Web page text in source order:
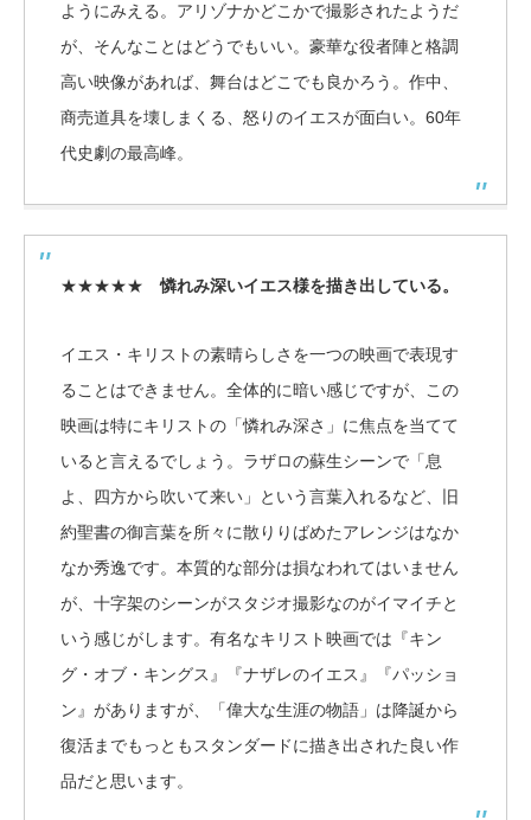
ようにみえる。アリゾナかどこかで撮影されたようだ
が、そんなことはどうでもいい。豪華な役者陣と格調
高い映像があれば、舞台はどこでも良かろう。作中、
商売道具を壊しまくる、怒りのイエスが面白い。60年
代史劇の最高峰。
★★★★★憐れみ深いイエス様を描き出している。
イエス・キリストの素晴らしさを一つの映画で表現す
ることはできません。全体的に暗い感じですが、この
映画は特にキリストの「憐れみ深さ」に焦点を当てて
いると言えるでしょう。ラザロの蘇生シーンで「息
よ、四方から吹いて来い」という言葉入れるなど、旧
約聖書の御言葉を所々に散りりばめたアレンジはなか
なか秀逸です。本質的な部分は損なわれてはいません
が、十字架のシーンがスタジオ撮影なのがイマイチと
いう感じがします。有名なキリスト映画では『キン
グ・オブ・キングス』『ナザレのイエス』『パッショ
ン』がありますが、「偉大な生涯の物語」は降誕から
復活までもっともスタンダードに描き出された良い作
品だと思います。